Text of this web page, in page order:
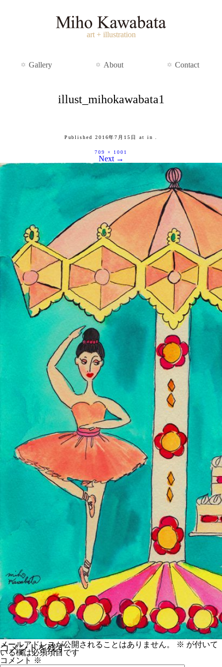
art + illustration
Gallery About Contact
illust_mihokawabata1
Published 2016年7月15日 at
709 × 1001
in
Next →
コメントを残す
メールアドレスが公開されることはありません。 ※ が付いて
いる欄は必須項目です
コメント ※